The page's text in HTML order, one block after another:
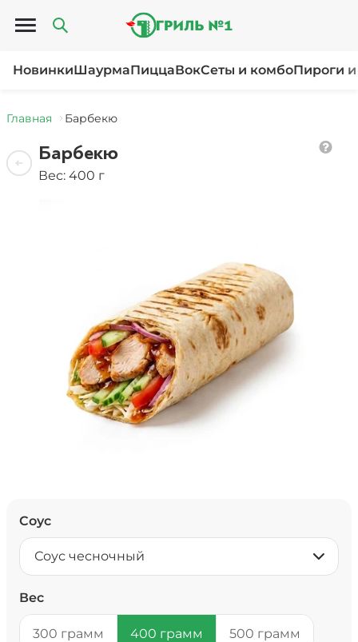
Открыть меню
НовинкиШаурмаПиццаВокСеты и комбоПироги
Главная Барбекю
Барбекю
Вес: 400 г
Соус
Соус чесночный
Вес
300 грамм 400 грамм 500 грамм